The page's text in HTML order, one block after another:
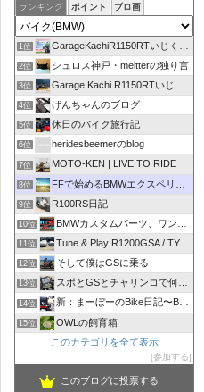
ランキング ポイント ブロ画
1位 GarageKachiR1150RTいじくり日記シーズン2
2位 シュロス神戸・meitterの独り言
3位 Garage Kachi R1150RTいじくり日記
4位 げんちゃんのブログ
5位 休日のバイク旅行記
6位 heridesbeemerのblog
7位 MOTO-KEN | LIVE TO RIDE
8位 FFで始めるBMWエクスペリエンス
9位 R100RS日記
10位 BMWカスタムパーツ、ワンオフマフラーのR-sty
11位 Tune & Play R1200GSA / TYPE R
12位 そして僕はGSに乗る
13位 スポとGSとチャリンコで何処いこう！
14位 新：まーぼーのBike日記〜BMW R1100RT〜
15位
OWLの飼育箱
このカテゴリを全て表示
参加する
このブログに投票する